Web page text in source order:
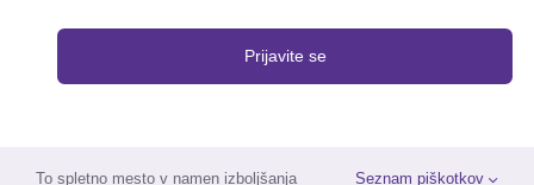
Prijavite se
© 2025 •Založba Triskelion• Vse pravice pridržane •TOUCHSTUDIO
To spletno mesto v namen izboljšanja Seznam piškotkov